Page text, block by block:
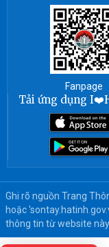
Fanpage
Tải ứng dụng
Ghi rõ nguồn Trang
hoặc
thông tin từ website này.